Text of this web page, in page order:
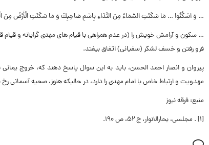
… وَ اسْكُنُوا … مَا سَكَنَتِ السَّمَاءُ مِنَ النِّدَاءِ بِاسْمِ صَاحِبِكَ وَ مَا سَكَنَتِ الْأَرْضُ مِنَ
… سکون و آرامش خویش را (در عدم همراهی با قیام های مهدی گرایانه و قیام
فرو رفتن و خسف لشکر (سفیانی) اتفاق بیفتد.
پیروان و انصار احمد الحسن، باید به این سوال پاسخ دهند که، خروج
مهدویت و ارتباط خاص با امام مهدی را دارد، در حالیکه هنوز، صحیه آسمانی
منبع: فرقه نیوز
[1] . مجلسی، بحارالانوار، ج 52، ص 190.